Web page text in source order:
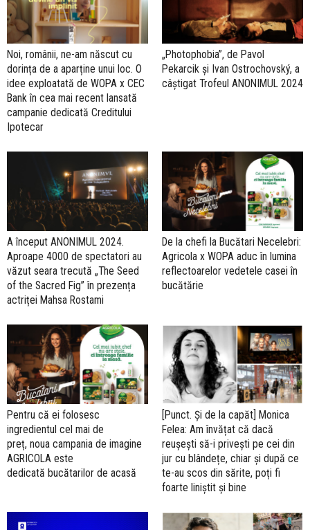
Noi, românii, ne-am născut cu
dorința de a aparține unui loc. O
idee exploatată de WOPA x CEC
Bank în cea mai recent lansată
campanie dedicată Creditului
Ipotecar
„Photophobia”, de Pavol
Pekarcik și Ivan Ostrochovský, a
câștigat Trofeul ANONIMUL 2024
A început ANONIMUL 2024.
Aproape 4000 de spectatori au
văzut seara trecută „The Seed
of the Sacred Fig” în prezența
actriței Mahsa Rostami
De la chefi la Bucătari Necelebri:
Agricola x WOPA aduc în lumina
reflectoarelor vedetele casei în
bucătărie
Pentru că ei folosesc
ingredientul cel mai de
preț, noua campania de imagine
AGRICOLA este
dedicată bucătarilor de acasă
[Punct. Și de la capăt] Monica
Felea: Am învățat că dacă
reușești să-i privești pe cei din
jur cu blândețe, chiar și după ce
te-au scos din sărite, poți fi
foarte liniștit și bine